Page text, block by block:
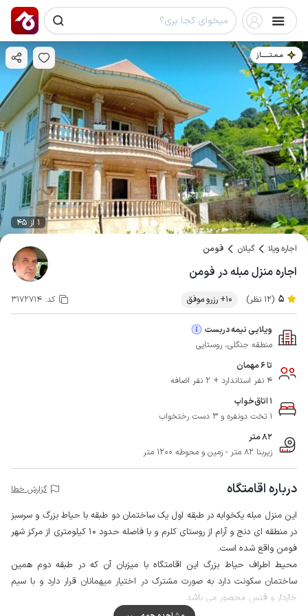
مـمـتــــــاز
1 از 45
اجاره ویلا گیلان فومن
اجاره منزل مبله در فومن
5 (12 نظر) 10+ رزرو موفق کد: 3172714
ویلایی نیمه دربست
منطقه جنگلی، روستایی
تا 6 مهمان
4 نفر استاندارد + 2 نفر اضافه
1 اتاق‌خواب
1 تخت دونفره و 3 دست رختخواب
82 متر
زیربنا 82 متر - زمین و محوطه 1200 متر
درباره اقامتگاه گزارش خطا
این منزل مبله یکخوابه در طبقه اول یک ساختمان دو طبقه با حیاط بزرگ و سرسبز
در منطقه ای دنج و آرام از روستای کلرم و با فاصله حدود 10 کیلومتری از مرکز شهر
فومن واقع شده است.
محیط اطراف حیاط بزرگ این اقامتگاه با میزبان آن که در طبقه دوم همین
ساختمان سکونت دارد به صورت مشترک در اختیار میهمانان قرار دارد و با سیم
خاردار و فنس محصور می باشد.